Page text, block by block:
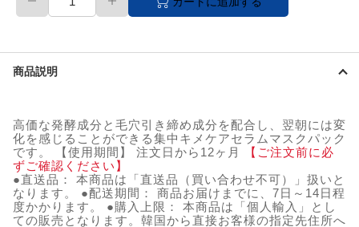
カ
送
品】
ン
バ
ー
ズ
イ
ン)
3
番
商品説明
高価な発酵成分と毛穴引き締め成分を配合し、翌朝には変
化を感じることができる集中キメケアセラムマスクパック
です。 【使用期間】 注文日から12ヶ月
【ご注文前に必
ずご確認ください】
●直送品： 本商品は「直送品（買い合わせ不可）」扱いと
なります。 ●配送期間： 商品お届けまでに、7日～14日程
度かかります。 ●購入上限： 本商品は「個人輸入」とし
ての販売となります。韓国から直接お客様の指定先住所へ